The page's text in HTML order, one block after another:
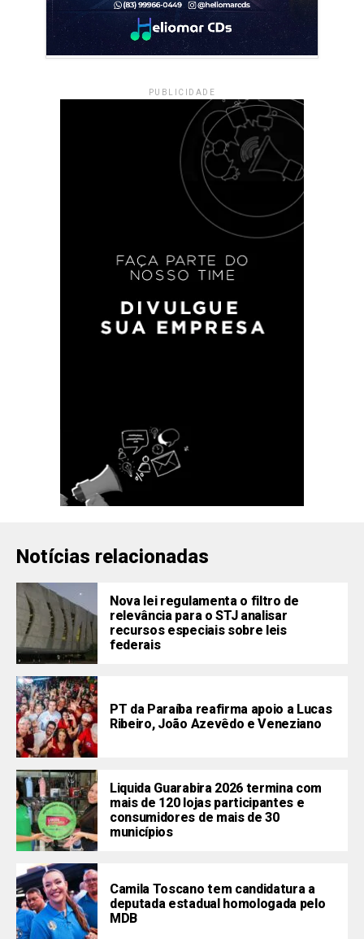
PUBLICIDADE
Notícias relacionadas
Nova lei regulamenta o filtro de
relevância para o STJ analisar
recursos especiais sobre leis
federais
PT da Paraíba reafirma apoio a Lucas
Ribeiro, João Azevêdo e Veneziano
Liquida Guarabira 2026 termina com
mais de 120 lojas participantes e
consumidores de mais de 30
municípios
Camila Toscano tem candidatura a
deputada estadual homologada pelo
MDB